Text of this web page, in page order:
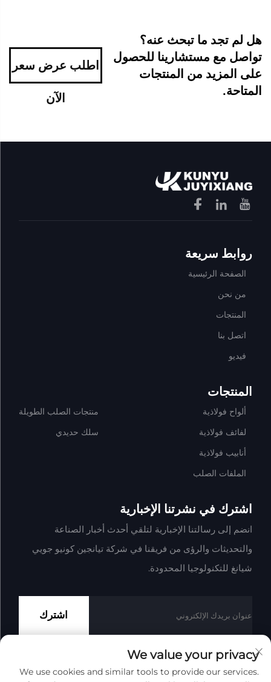
هل لم تجد ما تبحث عنه؟
تواصل مع مستشارينا للحصول
على المزيد من المنتجات
المتاحة.
اطلب عرض سعر
الآن
روابط سريعة
الصفحة الرئيسية
من نحن
المنتجات
اتصل بنا
فيديو
المنتجات
ألواح فولاذية
لفائف فولاذية
أنابيب فولاذية
الملفات الصلب
منتجات الصلب الطويلة
سلك حديدي
اشترك في نشرتنا الإخبارية
انضم إلى رسالتنا الإخبارية لتلقي أحدث أخبار الصناعة
والتحديثات والرؤى من فريقنا في شركة تيانجين كونيو جويي
شيانغ للتكنولوجيا المحدودة.
اشترك
حقوق النشر © شركة تيانجين كونيو جوي شيانغ للتكنولوجيا المحدودة
We value your privacy
We use cookies and similar tools to provide our services.